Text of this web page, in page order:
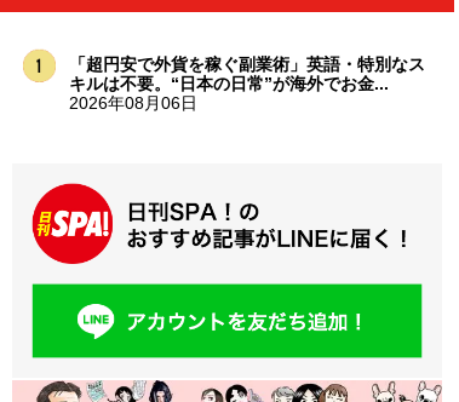
「超円安で外貨を稼ぐ副業術」英語・特別なス
キルは不要。“日本の日常”が海外でお金...
2026年08月06日